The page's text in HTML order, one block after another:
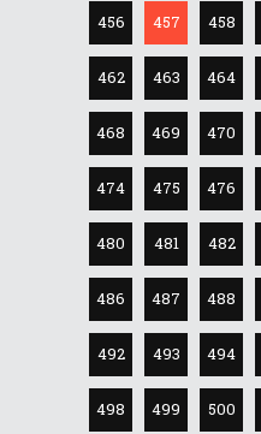
456 457 458
462 463 464
468 469 470
474 475 476
480 481 482
486 487 488
492 493 494
498 499 500